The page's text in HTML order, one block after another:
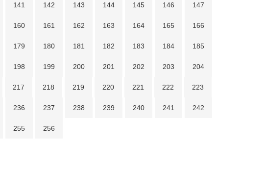
141 142 143 144 145 146 147
160 161 162 163 164 165 166
179 180 181 182 183 184 185
198 199 200 201 202 203 204
217 218 219 220 221 222 223
236 237 238 239 240 241 242
255 256